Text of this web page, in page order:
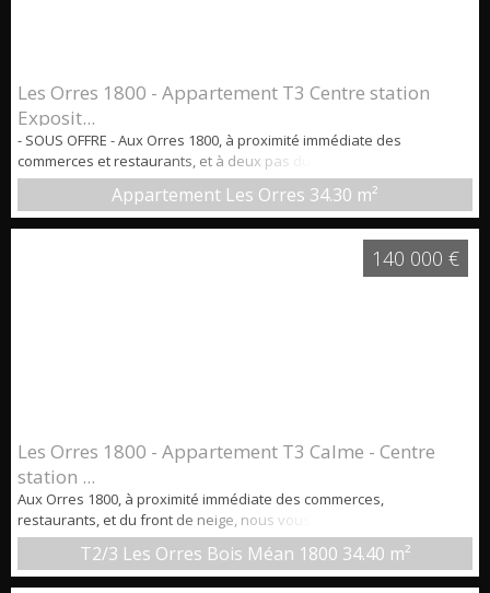
Les Orres 1800 - Appartement T3 Centre station
Exposit...
- SOUS OFFRE - Aux Orres 1800, à proximité immédiate des
commerces et restaurants, et à deux pas du front de neige, nous
vous proposons à la vente cet appartement lumineux pouvant
accueillir jusqu'à 6/8 personnes, situé dans une Résidence avec
piscine et sauna. Caractéristiques principales : * Surface au sol :
Appartement Les Orres 34.30 m²
Les Orres 1800 - Appartement T3 Calme - Centre
station ...
Aux Orres 1800, à proximité immédiate des commerces,
restaurants, et du front de neige, nous vous proposons à la vente
cet appartement T2/3 pouvant accueillir jusqu'à 6 personnes, situé
dans une Résidence avec piscine et sauna. Caractéristiques
principales : * Surface habitable : 34,4 m2 * Une entrée avec
T2/3 Les Orres Bois Méan 1800 34.40 m²
140 000 €